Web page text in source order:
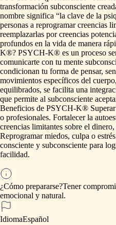
transformación subconsciente
nombre significa “la clave de la
personas a reprogramar creencias
reemplazarlas por creencias
profundos en la vida de manera
K®? PSYCH-K® es un proceso
comunicarte con tu mente
condicionan tu forma de pensar,
movimientos específicos del cuerpo,
equilibrados, se facilita una
que permite al subconsciente
Beneficios de PSYCH-K® Superar
o profesionales. Fortalecer la
creencias limitantes sobre el dinero,
Reprogramar miedos, culpa o estrés
consciente y subconsciente para
facilidad.
¿Cómo prepararse?Tener
emocional y natural.
IdiomaEspañol